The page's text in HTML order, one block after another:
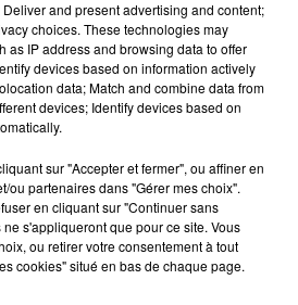
POUR HOMICIDE
APRÈS LA...
le logement servait
and present advertising and content;
choices. These technologies may
as IP address and browsing data to offer
devices based on information actively
data; Match and combine data from
devices; Identify devices based on
sur "Accepter et fermer", ou affiner en
ou partenaires dans "Gérer mes choix".
en cliquant sur "Continuer sans
s'appliqueront que pour ce site. Vous
ou retirer votre consentement à tout
cookies" situé en bas de chaque page.